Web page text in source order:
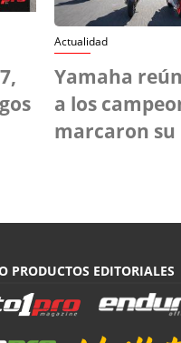
Actualidad
Yamaha
a los
marcaron
PRODUCTOS EDITORIALES